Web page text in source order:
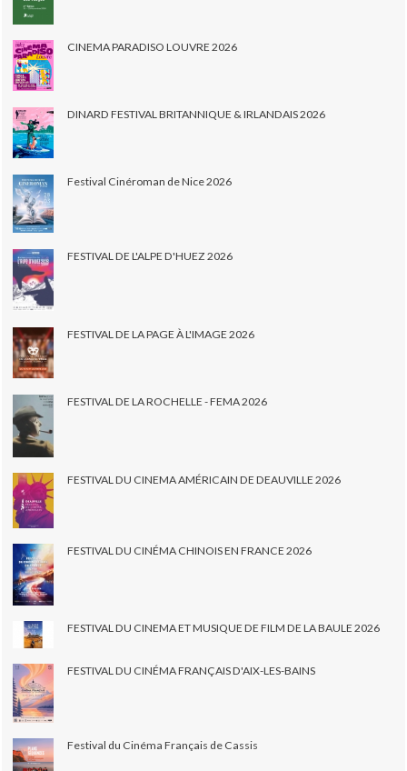
CINEMA PARADISO LOUVRE 2026
DINARD FESTIVAL BRITANNIQUE & IRLANDAIS 2026
Festival Cinéroman de Nice 2026
FESTIVAL DE L'ALPE D'HUEZ 2026
FESTIVAL DE LA PAGE À L'IMAGE 2026
FESTIVAL DE LA ROCHELLE - FEMA 2026
FESTIVAL DU CINEMA AMÉRICAIN DE DEAUVILLE 2026
FESTIVAL DU CINÉMA CHINOIS EN FRANCE 2026
FESTIVAL DU CINEMA ET MUSIQUE DE FILM DE LA BAULE 2026
FESTIVAL DU CINÉMA FRANÇAIS D'AIX-LES-BAINS
Festival du Cinéma Français de Cassis